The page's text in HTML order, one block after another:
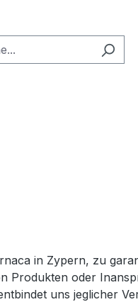
in Zypern, zu
Produkten oder
uns jeglicher